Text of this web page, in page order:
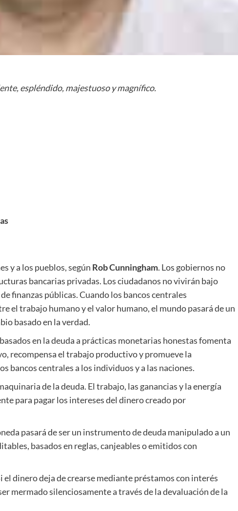
espléndido, majestuoso y magnífico.
y a los pueblos, según Rob Cunningham. Los gobiernos no
bancarias privadas. Los ciudadanos no vivirán bajo
finanzas públicas. Cuando los bancos centrales
el trabajo humano y el valor humano, el mundo pasará de un
basado en la verdad.
en la deuda a prácticas monetarias honestas fomenta
recompensa el trabajo productivo y promueve la
bancos centrales a los individuos y a las naciones.
de la deuda. El trabajo, las ganancias y la energía
para pagar los intereses del dinero creado por
pasará de ser un instrumento de deuda manipulado a un
basados en reglas, canjeables o emitidos con
dinero deja de crearse mediante préstamos con interés
mermado silenciosamente a través de la devaluación de la